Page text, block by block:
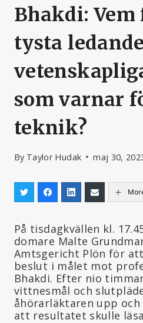
Bhakdi:
tysta ledande
som varnar
teknik?
By Taylor Hudak maj 30,
På tisdagkvällen kl.
domare Malte
Amtsgericht Plön för
beslut i målet mot
Bhakdi. Efter nio
vittnesmål och
åhörarläktaren upp
att resultatet skulle